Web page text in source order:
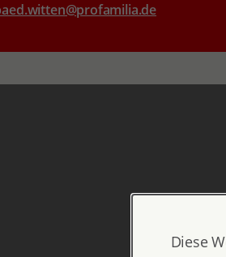
Diese